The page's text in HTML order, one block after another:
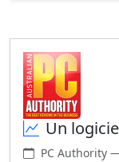
Un
PC Authority